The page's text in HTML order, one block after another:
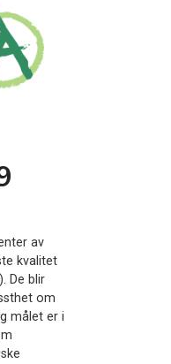
av
kvalitet
De blir
om
målet er i